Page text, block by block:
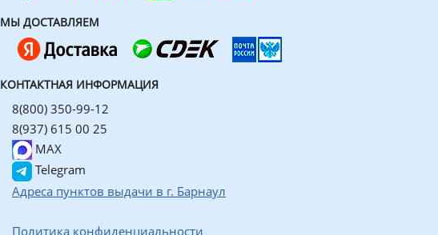
МЫ ДОСТАВЛЯЕМ
КОНТАКТНАЯ ИНФОРМАЦИЯ
8(800) 350-99-12
8(937) 615 00 25
MAX
Telegram
Адреса пунктов выдачи в г. Барнаул
Политика конфиденциальности